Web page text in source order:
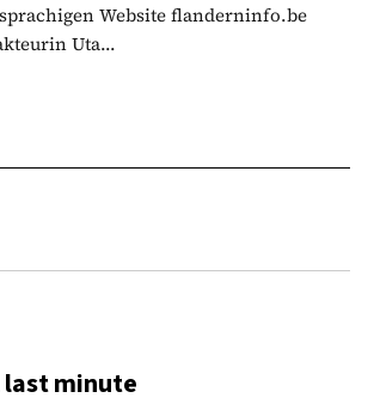
Website flanderninfo.be
Uta...
last minute